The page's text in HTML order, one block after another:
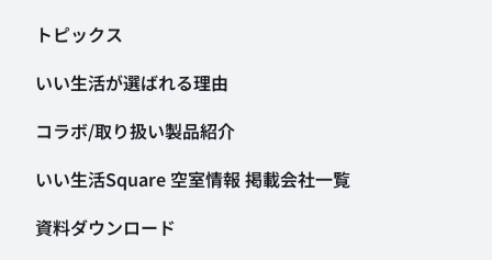
トピックス
いい生活が選ばれる理由
コラボ/取り扱い製品紹介
いい生活Square 空室情報 掲載会社一覧
資料ダウンロード